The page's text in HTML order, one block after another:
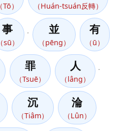
（Tō） （Huán-tsuán反轉）
事
（sū）
並
（pēng）
有
（ū）
罪
（Tsuē）
人
（lâng）
沉
（Tiâm）
淪
（Lûn）